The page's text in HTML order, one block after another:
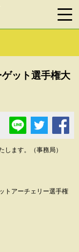
ット選手権大
します。（事務局）
トアーチェリー選手権